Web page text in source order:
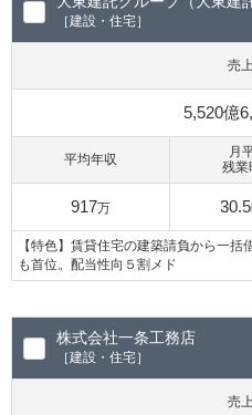
［建設・住宅］
売
5,520億
平均年収
917万
月
残業
30.5
【特色】賃貸住宅の建築請負から一
も首位。配当性向５割メド
株式会社一条工務店
［建設・住宅］
売